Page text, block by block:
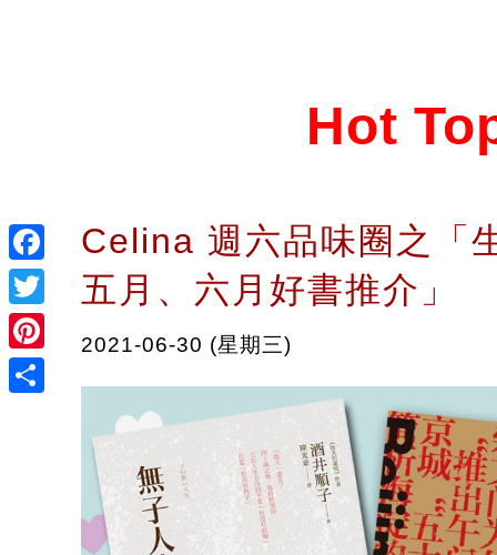
Facebook
Twitter
Pinterest
Hot
Celina 週六品味圈之「
五月、六月好書推介」
2021-06-30 (星期三)